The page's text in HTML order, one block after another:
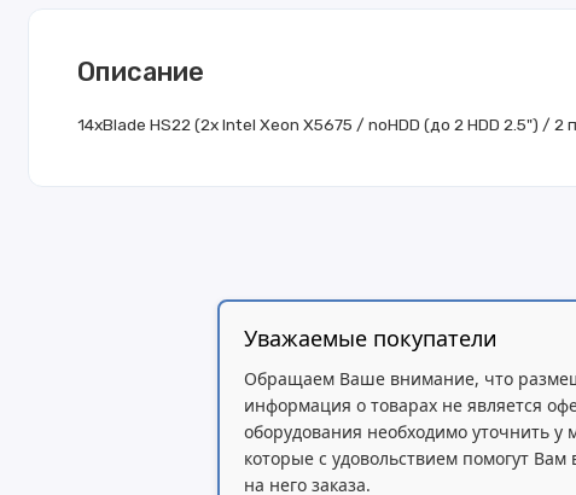
Описание
14xBlade HS22 (2x Intel Xeon X5675 / noHDD (до 2 HDD 2.5") / 2
Уважаемые покупатели
Обращаем Ваше внимание, что
информация о товарах не является
оборудования необходимо уточнить у
которые с удовольствием помогут
на него заказа.